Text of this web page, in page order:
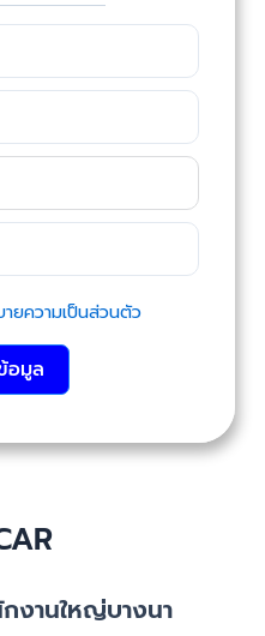
ายความเป็นส่วนตัว
อมูล
งานใหญ่บางนา